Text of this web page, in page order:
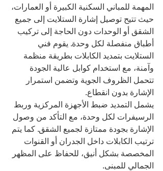
المهمة للمباني السكنية الكبيرة أو العمارات،
حيث تتيح توصيل إشارة الستلايت إلى جميع
الشقق أو الوحدات دون الحاجة إلى تركيب
أطباق منفصلة لكل وحدة. يقوم فني
الستلايت بتمديد الكابلات بطريقة منظمة
وآمنة، مع استخدام كوابل عالية الجودة
تتحمل الظروف الجوية وتضمن استمرار
الإشارة بدون انقطاع.
يشمل التمديد ضبط الأجهزة المركزية وربط
الرسيفرات لكل وحدة، مع التأكد من وصول
الإشارة بجودة ممتازة لجميع الشقق. كما يتم
ترتيب الكابلات داخل الجدران أو القنوات
المخصصة بشكل أنيق، للحفاظ على المظهر
الجمالي للمبنى.